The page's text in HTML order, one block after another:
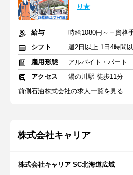
り★
給与
シフト
雇用形態
アルバイト・パート
アクセス
湯の川駅 徒歩11分
前側石油株式会社の求人一覧を見る
株式会社キャリア
株式会社キャリア SC北海道広域